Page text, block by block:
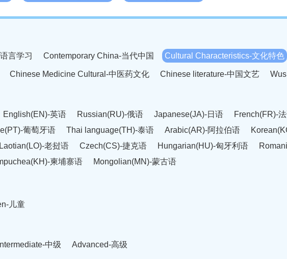
言学习 Contemporary China-当代中国 Cultural Characteristics-文化特色
Chinese Medicine Cultural-中医药文化 Chinese literature-中国文艺
English(EN)-英语 Russian(RU)-俄语 Japanese(JA)-日语
French(FR)-
葡萄牙语 Thai language(TH)-泰语 Arabic(AR)-阿拉伯语
Laotian(LO)-老挝语 Czech(CS)-捷克语 Hungarian(HU)-匈牙利语
柬埔寨语 Mongolian(MN)-蒙古语
儿童
Intermediate-中级 Advanced-高级